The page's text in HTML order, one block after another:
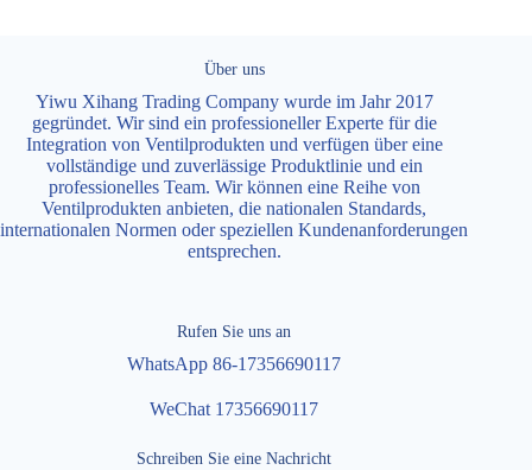
Über uns
Yiwu Xihang Trading Company wurde im Jahr 2017
gegründet. Wir sind ein professioneller Experte für die
Integration von Ventilprodukten und verfügen über eine
vollständige und zuverlässige Produktlinie und ein
professionelles Team. Wir können eine Reihe von
Ventilprodukten anbieten, die nationalen Standards,
internationalen Normen oder speziellen Kundenanforderungen
entsprechen.
Rufen Sie uns an
WhatsApp 86-17356690117
WeChat 17356690117
Schreiben Sie eine Nachricht